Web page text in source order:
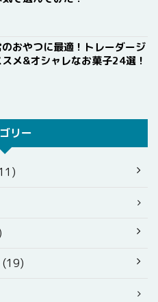
おやつに最適！トレーダージ
メ&オシャレなお菓子24選！
リー
(19)